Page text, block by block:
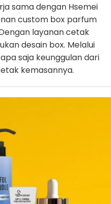
sama dengan Hsemei
custom box parfum
layanan cetak
desain box. Melalui
saja keunggulan dari
kemasannya.